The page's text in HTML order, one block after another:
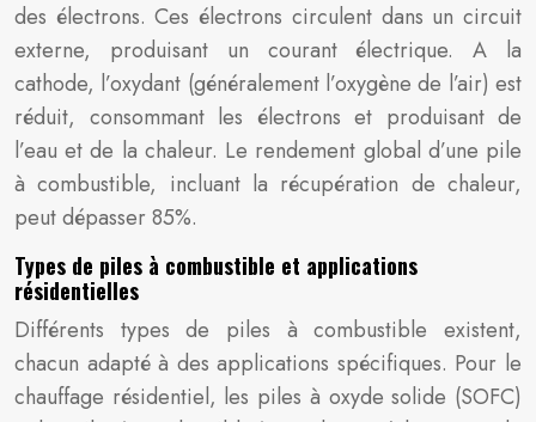
des électrons. Ces électrons circulent dans un circuit
externe, produisant un courant électrique. A la
cathode, l’oxydant (généralement l’oxygène de l’air) est
réduit, consommant les électrons et produisant de
l’eau et de la chaleur. Le rendement global d’une pile
à combustible, incluant la récupération de chaleur,
peut dépasser 85%.
Types de piles à combustible et applications
résidentielles
Différents types de piles à combustible existent,
chacun adapté à des applications spécifiques. Pour le
chauffage résidentiel, les piles à oxyde solide (SOFC)